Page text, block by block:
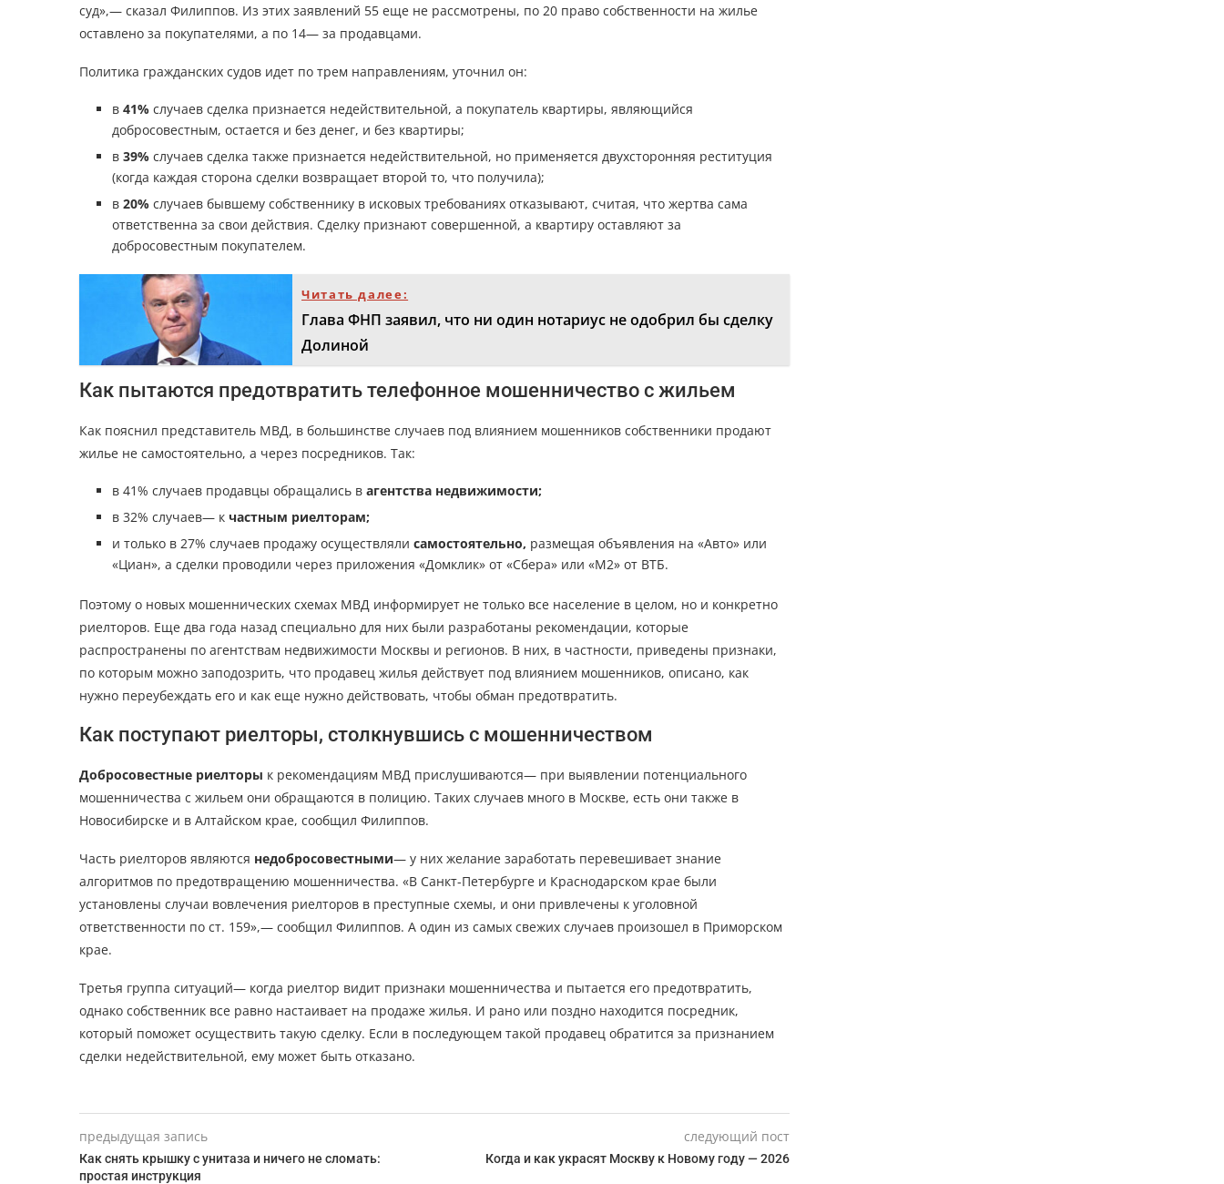
суд»,— сказал Филиппов. Из этих заявлений 55 еще не рассмотрены, по 20 право собственности на жилье
оставлено за покупателями, а по 14— за продавцами.
Политика гражданских судов идет по трем направлениям, уточнил он:
в 41% случаев сделка признается недействительной, а покупатель квартиры, являющийся
добросовестным, остается и без денег, и без квартиры;
в 39% случаев сделка также признается недействительной, но применяется двухсторонняя реституция
(когда каждая сторона сделки возвращает второй то, что получила);
в 20% случаев бывшему собственнику в исковых требованиях отказывают, считая, что жертва сама
ответственна за свои действия. Сделку признают совершенной, а квартиру оставляют за
добросовестным покупателем.
Читать далее:
Глава ФНП заявил, что ни один нотариус не одобрил бы сделку
Долиной
Как пытаются предотвратить телефонное мошенничество с жильем
Как пояснил представитель МВД, в большинстве случаев под влиянием мошенников собственники продают
жилье не самостоятельно, а через посредников. Так:
в 41% случаев продавцы обращались в агентства недвижимости;
в 32% случаев— к частным риелторам;
и только в 27% случаев продажу осуществляли самостоятельно, размещая объявления на «Авто» или
«Циан», а сделки проводили через приложения «Домклик» от «Сбера» или «М2» от ВТБ.
Поэтому о новых мошеннических схемах МВД информирует не только все население в целом, но и конкретно
риелторов. Еще два года назад специально для них были разработаны рекомендации, которые
распространены по агентствам недвижимости Москвы и регионов. В них, в частности, приведены признаки,
по которым можно заподозрить, что продавец жилья действует под влиянием мошенников, описано, как
нужно переубеждать его и как еще нужно действовать, чтобы обман предотвратить.
Как поступают риелторы, столкнувшись с мошенничеством
Добросовестные риелторы к рекомендациям МВД прислушиваются— при выявлении потенциального
мошенничества с жильем они обращаются в полицию. Таких случаев много в Москве, есть они также в
Новосибирске и в Алтайском крае, сообщил Филиппов.
Часть риелторов являются недобросовестными— у них желание заработать перевешивает знание
алгоритмов по предотвращению мошенничества. «В Санкт-Петербурге и Краснодарском крае были
установлены случаи вовлечения риелторов в преступные схемы, и они привлечены к уголовной
ответственности по ст. 159»,— сообщил Филиппов. А один из самых свежих случаев произошел в Приморском
крае.
Третья группа ситуаций— когда риелтор видит признаки мошенничества и пытается его предотвратить,
однако собственник все равно настаивает на продаже жилья. И рано или поздно находится посредник,
который поможет осуществить такую сделку. Если в последующем такой продавец обратится за признанием
сделки недействительной, ему может быть отказано.
предыдущая запись
Как снять крышку с унитаза и ничего не сломать:
простая инструкция
следующий пост
Когда и как украсят Москву к Новому году — 2026